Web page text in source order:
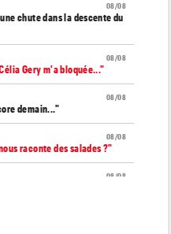
08/08
chute dans la descente du
08/08
Gery m'a bloquée..."
08/08
demain..."
08/08
raconte des salades ?"
08/08
n’est pas fini"